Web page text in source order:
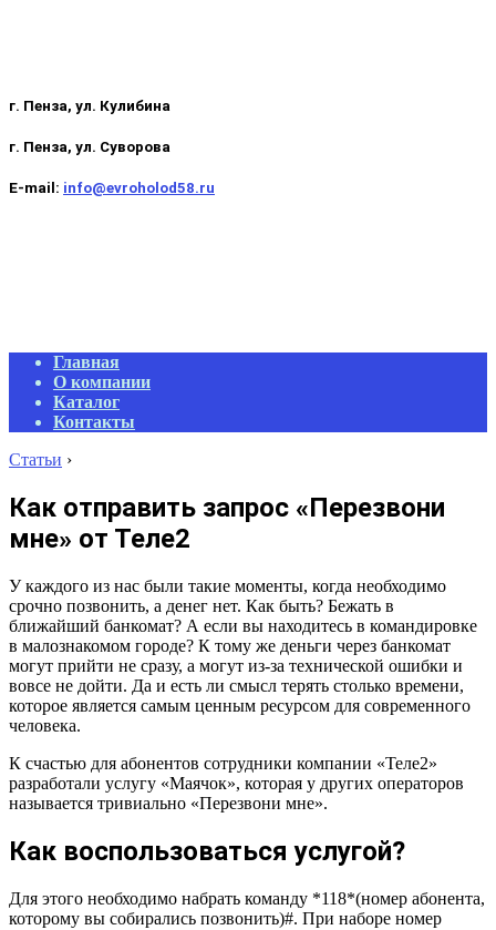
г. Пенза, ул. Кулибина
г. Пенза, ул. Суворова
E-mail: info@evroholod58.ru
Primary
Navigation
Menu
Главная
О компании
Каталог
Контакты
Статьи ›
Как отправить запрос «Перезвони
мне» от Теле2
У каждого из нас были такие моменты, когда необходимо
срочно позвонить, а денег нет. Как быть? Бежать в
ближайший банкомат? А если вы находитесь в командировке
в малознакомом городе? К тому же деньги через банкомат
могут прийти не сразу, а могут из-за технической ошибки и
вовсе не дойти. Да и есть ли смысл терять столько времени,
которое является самым ценным ресурсом для современного
человека.
К счастью для абонентов сотрудники компании «Теле2»
разработали услугу «Маячок», которая у других операторов
называется тривиально «Перезвони мне».
Как воспользоваться услугой?
Для этого необходимо набрать команду *118*(номер абонента,
которому вы собирались позвонить)#. При наборе номер